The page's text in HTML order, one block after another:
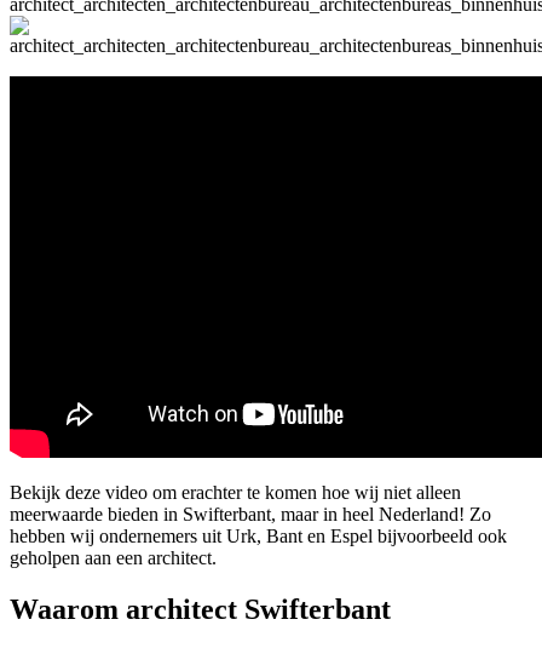
Bekijk deze video om erachter te komen hoe wij niet alleen
meerwaarde bieden in Swifterbant, maar in heel Nederland! Zo
hebben wij ondernemers uit Urk, Bant en Espel bijvoorbeeld ook
geholpen aan een architect.
Waarom architect Swifterbant